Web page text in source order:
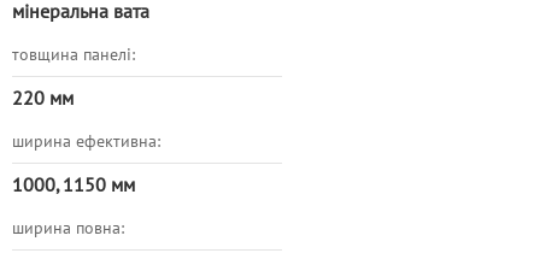
мінеральна вата
товщина панелі:
220 мм
ширина ефективна:
1000, 1150 мм
ширина повна: